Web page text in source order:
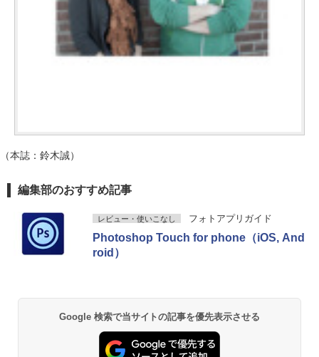
（本誌：鈴木誠）
編集部のおすすめ記事
レビュー・使いこなし フォトアプリガイド
Photoshop Touch for phone（iOS, And
roid）
Google 検索で当サイトの記事を優先表示させる